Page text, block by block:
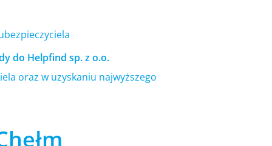
do Helpfind sp. z o.o.
oraz w uzyskaniu najwyższego